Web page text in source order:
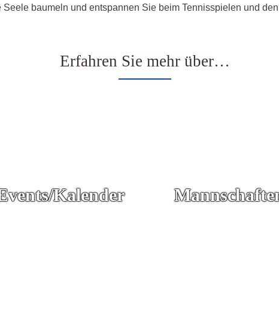
baumeln und entspannen Sie beim Tennisspielen und
Erfahren Sie mehr über…
Kalender